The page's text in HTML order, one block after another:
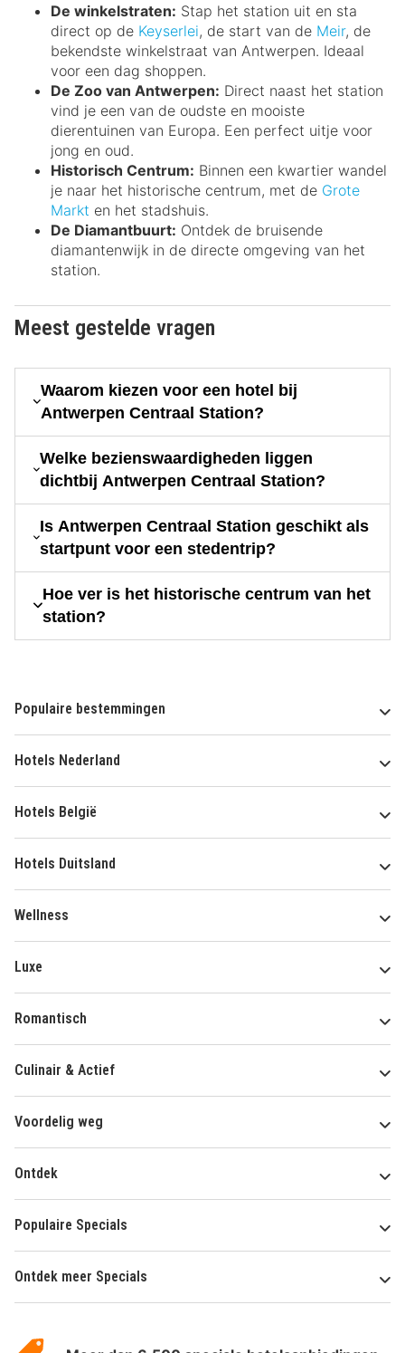
De winkelstraten: Stap het station uit en sta
direct op de Keyserlei, de start van de Meir, de
bekendste winkelstraat van Antwerpen. Ideaal
voor een dag shoppen.
De Zoo van Antwerpen: Direct naast het station
vind je een van de oudste en mooiste
dierentuinen van Europa. Een perfect uitje voor
jong en oud.
Historisch Centrum: Binnen een kwartier wandel
je naar het historische centrum, met de Grote
Markt en het stadshuis.
De Diamantbuurt: Ontdek de bruisende
diamantenwijk in de directe omgeving van het
station.
Meest gestelde vragen
Waarom kiezen voor een hotel bij
Antwerpen Centraal Station?
Welke bezienswaardigheden liggen
dichtbij Antwerpen Centraal Station?
Is Antwerpen Centraal Station geschikt als
startpunt voor een stedentrip?
Hoe ver is het historische centrum van het
station?
Populaire bestemmingen
Hotels Nederland
Hotels België
Hotels Duitsland
Wellness
Luxe
Romantisch
Culinair & Actief
Voordelig weg
Ontdek
Populaire Specials
Ontdek meer Specials
HotelSpecials